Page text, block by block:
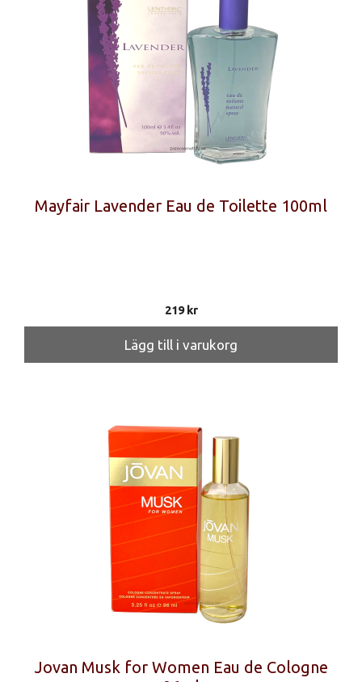
Mayfair Lavender Eau de Toilette 100ml
219kr
Lägg till i varukorg
Jovan Musk for Women Eau de Cologne